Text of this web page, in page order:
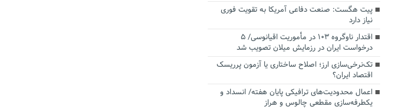
پیت هگست: صنعت دفاعی آمریکا به تقویت فوری
نیاز دارد
اقتدار ناوگروه ۱۰۳ در مأموریت‌ اقیانوسی/ ۵
درخواست ایران در رزمایش میلان تصویب شد
تک‌نرخی‌سازی ارز؛ اصلاح ساختاری یا آزمون پرریسک
اقتصاد ایران؟
اعمال محدودیت‌های ترافیکی پایان هفته/ انسداد و
یکطرفه‌سازی مقطعی چالوس و هراز